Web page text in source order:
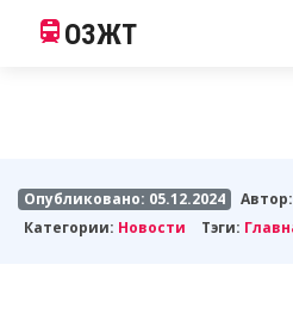
ОЗЖТ
Опубликовано: 05.12.2024
Категории: Новости Тэги: